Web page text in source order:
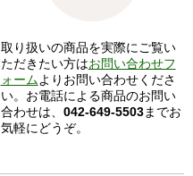
取り扱いの商品を実際にご覧い
ただきたい方はお問い合わせフ
ォームよりお問い合わせくださ
い。お電話による商品のお問い
合わせは、 042-649-5503までお
気軽にどうぞ。